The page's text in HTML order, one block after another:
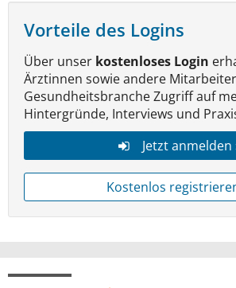
Vorteile des Logins
Über unser kostenloses Login
Ärztinnen sowie andere
Gesundheitsbranche Zugriff auf
Hintergründe, Interviews und
Jetzt anmelden
Kostenlos